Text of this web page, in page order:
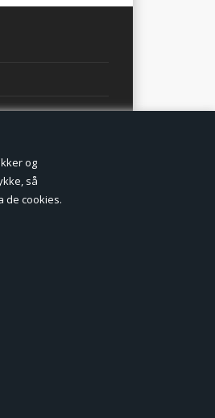
og
så
de cookies.